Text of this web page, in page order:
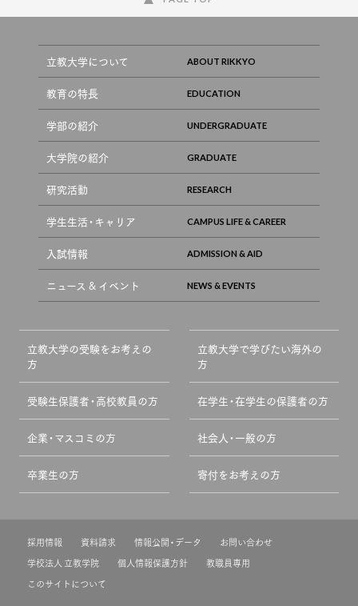
立教大学について
教育の特長
学部の紹介
大学院の紹介
研究活動
学生生活・キャリア
入試情報
ニュース & イベント
立教大学の受験をお考えの
方
立教大学で学びたい海外の
方
受験生保護者・高校教員の方 在学生・在学生の保護者の方
企業・マスコミの方 社会人・一般の方
卒業生の方 寄付をお考えの方
採用情報 資料請求 情報公開・データ
お問い合わせ
学校法人 立教学院
個人情報保護方針
教職員専用
このサイトについて